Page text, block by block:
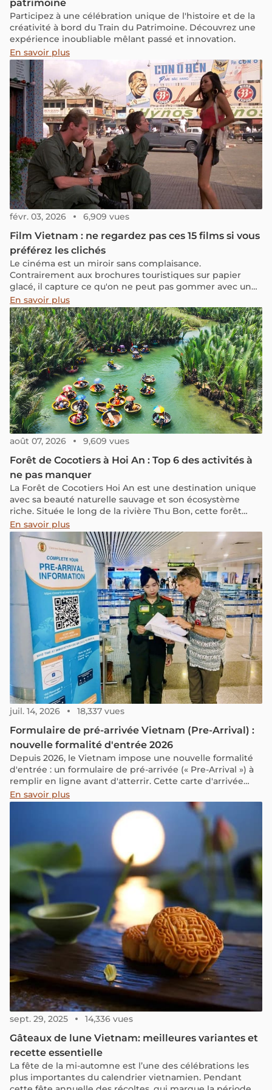
patrimoine
Participez à une célébration unique de l'histoire et de la
créativité à bord du Train du Patrimoine. Découvrez une
expérience inoubliable mêlant passé et innovation.
En savoir plus
févr. 03, 2026 6,909 vues
Film Vietnam : ne regardez pas ces 15 films si vous
préférez les clichés
Le cinéma est un miroir sans complaisance.
Contrairement aux brochures touristiques sur papier
glacé, il capture ce qu'on ne peut pas gommer avec un
filtre Instagram : les cicatrices invisibles de l'Histoire, la
moiteur étouffante des villes, les silences pesants des
traditions et la mélancolie féroce des jours de pluie.
En savoir plus
août 07, 2026 9,609 vues
Forêt de Cocotiers à Hoi An : Top 6 des activités à
ne pas manquer
La Forêt de Cocotiers Hoi An est une destination unique
avec sa beauté naturelle sauvage et son écosystème
riche. Située le long de la rivière Thu Bon, cette forêt
offre une expérience de tourisme écologique captivante
avec ses bateaux en forme de panier, ses activités de
pêche et ses paysages paisibles. C'est l'endroit idéal pour
explorer la culture et la vie des habitants locaux.
En savoir plus
juil. 14, 2026 18,337 vues
Formulaire de pré-arrivée Vietnam (Pre-Arrival) :
nouvelle formalité d'entrée 2026
Depuis 2026, le Vietnam impose une nouvelle formalité
d'entrée : un formulaire de pré-arrivée (« Pre-Arrival ») à
remplir en ligne avant d'atterrir. Cette carte d'arrivée
électronique, aussi appelée déclaration de pré-arrivée
(système PAI), est gratuite, génère un QR code à
présenter à l'immigration et vise à accélérer le passage
En savoir plus
sept. 29, 2025 14,336 vues
Gâteaux de lune Vietnam: meilleures variantes et
recette essentielle
La fête de la mi-automne est l’une des célébrations les
plus importantes du calendrier vietnamien. Pendant